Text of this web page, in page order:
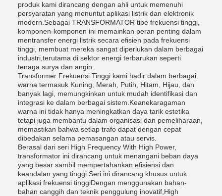
produk kami dirancang dengan ahli untuk memenuhi
persyaratan yang menuntut aplikasi listrik dan elektronik
modern.Sebagai TRANSFORMATOR tipe frekuensi tinggi,
komponen-komponen ini memainkan peran penting dalam
mentransfer energi listrik secara efisien pada frekuensi
tinggi, membuat mereka sangat diperlukan dalam berbagai
industri,terutama di sektor energi terbarukan seperti
tenaga surya dan angin.
Transformer Frekuensi Tinggi kami hadir dalam berbagai
warna termasuk Kuning, Merah, Putih, Hitam, Hijau, dan
banyak lagi, memungkinkan untuk mudah identifikasi dan
integrasi ke dalam berbagai sistem.Keanekaragaman
warna ini tidak hanya meningkatkan daya tarik estetika
tetapi juga membantu dalam organisasi dan pemeliharaan,
memastikan bahwa setiap trafo dapat dengan cepat
dibedakan selama pemasangan atau servis.
Berasal dari seri High Frequency With High Power,
transformator ini dirancang untuk menangani beban daya
yang besar sambil mempertahankan efisiensi dan
keandalan yang tinggi.Seri ini dirancang khusus untuk
aplikasi frekuensi tinggiDengan menggunakan bahan-
bahan canggih dan teknik penggulung inovatif,High